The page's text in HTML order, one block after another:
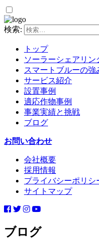
検索:
トップ
ソーラーシェアリン
スマートブルーの強
サービス紹介
設置事例
適応作物事例
事業実績と挑戦
ブログ
お問い合わせ
会社概要
採用情報
プライバシーポリシ
サイトマップ
ブログ